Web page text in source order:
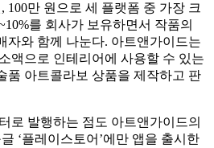
100만 원으로 세 플랫폼 중 가장 크
를 회사가 보유하면서 작품의
자와 함께 나눈다. 아트앤가이드는
액으로 인테리어에 사용할 수 있는
품 아트콜라보 상품을 제작하고 판
로 발행하는 점도 아트앤가이드의
‘플레이스토어’에만 앱을 출시한